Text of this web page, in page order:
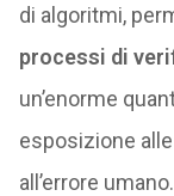
di algoritmi,
processi di
un’enorme
esposizione
all’errore